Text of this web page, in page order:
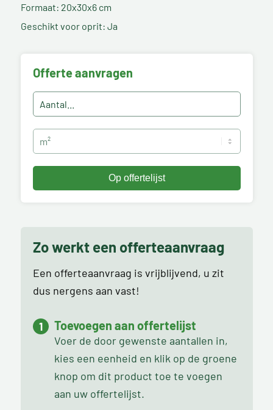
Formaat: 20x30x6 cm
Geschikt voor oprit: Ja
Offerte aanvragen
Zo werkt een offerteaanvraag
Een offerteaanvraag is vrijblijvend, u zit
dus nergens aan vast!
Toevoegen aan offertelijst
Voer de door gewenste aantallen in,
kies een eenheid en klik op de groene
knop om dit product toe te voegen
aan uw offertelijst.